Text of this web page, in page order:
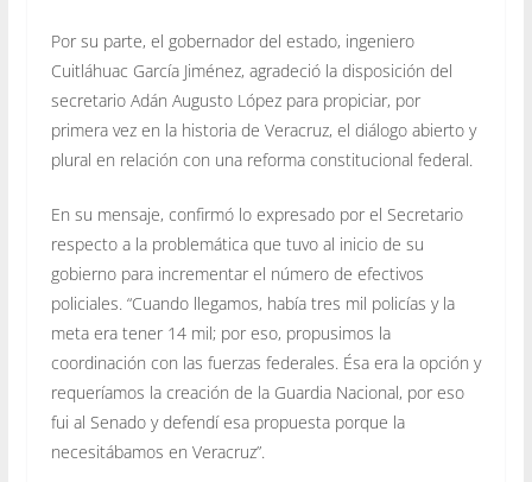
Por su parte, el gobernador del estado, ingeniero
Cuitláhuac García Jiménez, agradeció la disposición del
secretario Adán Augusto López para propiciar, por
primera vez en la historia de Veracruz, el diálogo abierto y
plural en relación con una reforma constitucional federal.
En su mensaje, confirmó lo expresado por el Secretario
respecto a la problemática que tuvo al inicio de su
gobierno para incrementar el número de efectivos
policiales. “Cuando llegamos, había tres mil policías y la
meta era tener 14 mil; por eso, propusimos la
coordinación con las fuerzas federales. Ésa era la opción y
requeríamos la creación de la Guardia Nacional, por eso
fui al Senado y defendí esa propuesta porque la
necesitábamos en Veracruz”.